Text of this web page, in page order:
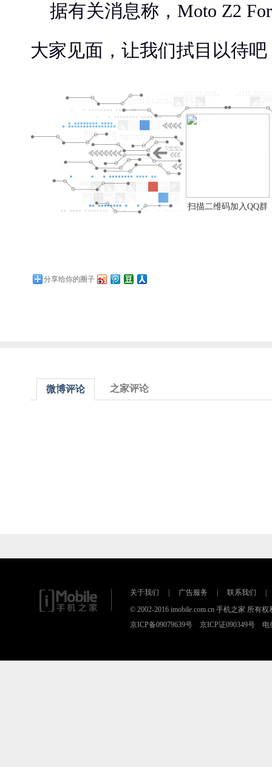
据有关消息称，Moto Z2
大家见面，让我们拭目以待吧
扫描二维码加入QQ群
分享给你的圈子
微博评论 之家评论
关于我们 广告服务 联系我们
© 2002-2016 imobile.com.cn 手机之家 所有
京ICP备09079639号 京ICP证090349号 电